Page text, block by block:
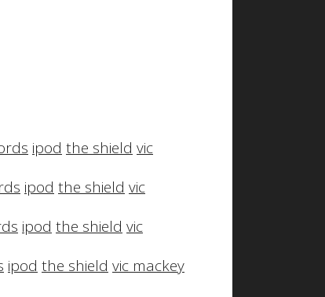
ipod the shield vic
ipod the shield vic
ipod the shield vic
ipod the shield vic mackey